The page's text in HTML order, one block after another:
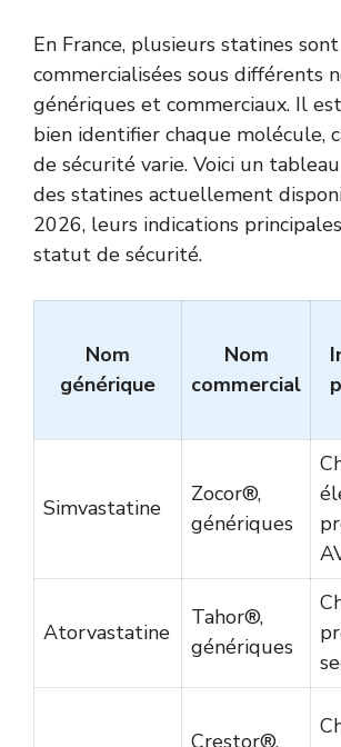
En France, plusieurs statines sont
commercialisées sous différents
génériques et commerciaux. Il
bien identifier chaque molécule,
de sécurité varie. Voici un
des statines actuellement
2026, leurs indications
statut de sécurité.
Nom
générique
Nom
commercial
Simvastatine
Zocor®,
génériques
Atorvastatine
Tahor®,
génériques
Crestor®,